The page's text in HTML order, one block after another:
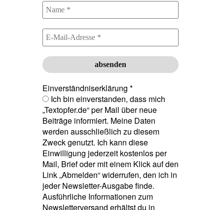
Einverständniserklärung *
Ich bin einverstanden, dass mich
„Textopfer.de“ per Mail über neue
Beiträge informiert. Meine Daten
werden ausschließlich zu diesem
Zweck genutzt. Ich kann diese
Einwilligung jederzeit kostenlos per
Mail, Brief oder mit einem Klick auf den
Link „Abmelden“ widerrufen, den ich in
jeder Newsletter-Ausgabe finde.
Ausführliche Informationen zum
Newsletterversand erhältst du in